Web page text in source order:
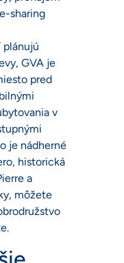
sharing
plánujú
GVA je
pred
v
je nádherné
historická
a
môžete